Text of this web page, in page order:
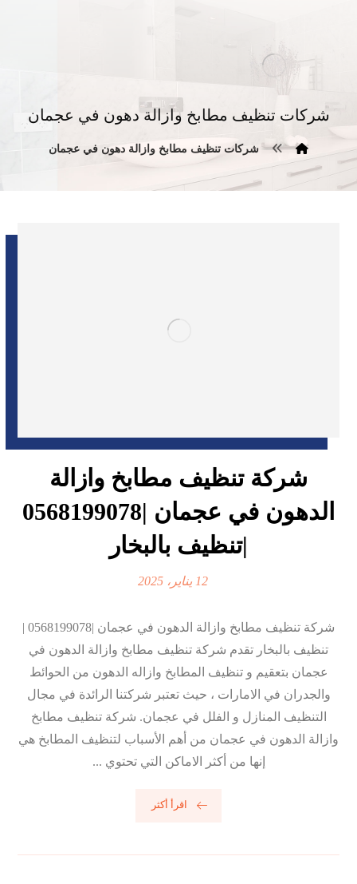
شركات تنظيف مطابخ وازالة دهون في عجمان
شركات تنظيف مطابخ وازالة دهون في عجمان
شركة تنظيف مطابخ وازالة
الدهون في عجمان |0568199078
|تنظيف بالبخار
12 يناير، 2025
شركة تنظيف مطابخ وازالة الدهون في عجمان |0568199078 |
تنظيف بالبخار تقدم شركة تنظيف مطابخ وازالة الدهون في
عجمان بتعقيم و تنظيف المطابخ وازاله الدهون من الحوائط
والجدران في الامارات ، حيث تعتبر شركتنا الرائدة في مجال
التنظيف المنازل و الفلل في عجمان. شركة تنظيف مطابخ
وازالة الدهون في عجمان من أهم الأسباب لتنظيف المطابخ هي
إنها من أكثر الاماكن التي تحتوي ...
اقرأ أكثر